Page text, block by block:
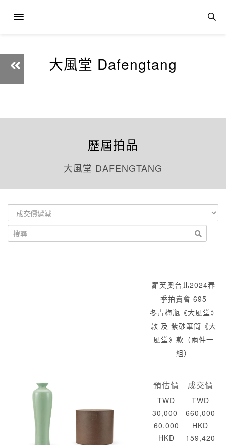
大風堂 Dafengtang
歷屆拍品
大風堂 DAFENGTANG
羅芙奧台北2024春
季拍賣會 695
冬青梅瓶《大風堂》
款 及 紫砂筆筒《大
風堂》款（兩件一
組）
預估價
TWD
30,000-
60,000
HKD
成交價
TWD
660,000
HKD
159,420